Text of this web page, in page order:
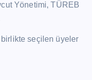
Yönetimi, TÜREB
seçilen üyeler